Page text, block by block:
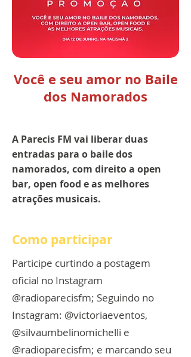
Você e seu amor no Baile
dos Namorados
A Parecis FM vai liberar duas
entradas para o baile dos
namorados, com direito a open
bar, open food e as melhores
atrações musicais.
Como participar
Participe curtindo a postagem
oficial no Instagram
@radioparecisfm; Seguindo no
Instagram: @victoriaeventos,
@silvaumbelinomichelli e
@radioparecisfm; e marcando seu